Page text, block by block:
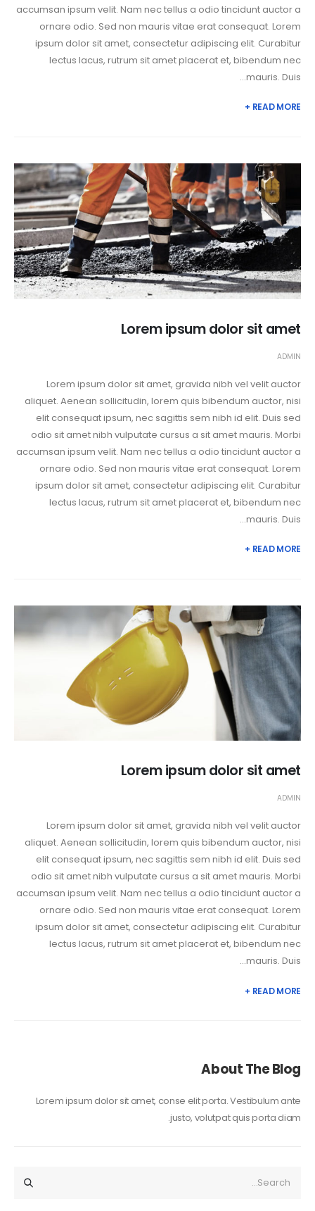
accumsan ipsum velit. Nam nec tellus a odio tincidunt auctor a
ornare odio. Sed non mauris vitae erat consequat. Lorem
ipsum dolor sit amet, consectetur adipiscing elit. Curabitur
lectus lacus, rutrum sit amet placerat et, bibendum nec
mauris. Duis...
READ MORE +
Lorem ipsum dolor sit amet
ADMIN
Lorem ipsum dolor sit amet, gravida nibh vel velit auctor
aliquet. Aenean sollicitudin, lorem quis bibendum auctor, nisi
elit consequat ipsum, nec sagittis sem nibh id elit. Duis sed
odio sit amet nibh vulputate cursus a sit amet mauris. Morbi
accumsan ipsum velit. Nam nec tellus a odio tincidunt auctor a
ornare odio. Sed non mauris vitae erat consequat. Lorem
ipsum dolor sit amet, consectetur adipiscing elit. Curabitur
lectus lacus, rutrum sit amet placerat et, bibendum nec
mauris. Duis...
READ MORE +
Lorem ipsum dolor sit amet
ADMIN
Lorem ipsum dolor sit amet, gravida nibh vel velit auctor
aliquet. Aenean sollicitudin, lorem quis bibendum auctor, nisi
elit consequat ipsum, nec sagittis sem nibh id elit. Duis sed
odio sit amet nibh vulputate cursus a sit amet mauris. Morbi
accumsan ipsum velit. Nam nec tellus a odio tincidunt auctor a
ornare odio. Sed non mauris vitae erat consequat. Lorem
ipsum dolor sit amet, consectetur adipiscing elit. Curabitur
lectus lacus, rutrum sit amet placerat et, bibendum nec
mauris. Duis...
READ MORE +
About The Blog
Lorem ipsum dolor sit amet, conse elit porta. Vestibulum ante
justo, volutpat quis porta diam.